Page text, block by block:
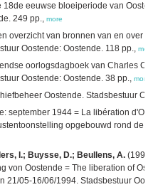
18de eeuwse bloeiperiode van
249 pp., more
overzicht van bronnen van en over
Oostende: Oostende. 118 pp.,
oorlogsdagboek van Charles
Oostende: Oostende. 38 pp., more
Oostende. Stadsbestuur
september 1944 = La libération
opgebouwd rond de
I.; Buysse, D.; Beullens, A.
von Oostende = The liberation of
21/05-16/06/1994. Stadsbestuur